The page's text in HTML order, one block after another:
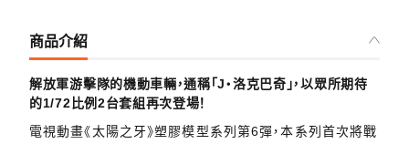
商品介紹
解放軍游擊隊的機動車輛，通稱「J‧洛克巴奇」，以眾所期待
的1/72比例2台套組再次登場！
電視動畫《太陽之牙》塑膠模型系列第6彈，本系列首次將戰